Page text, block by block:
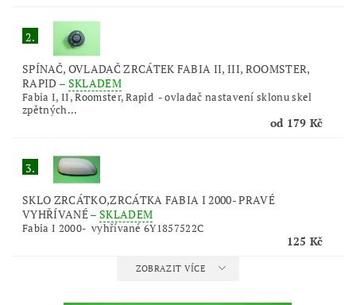
2.
SPÍNAČ, OVLADAČ ZRCÁTEK FABIA II, III, ROOMSTER,
RAPID – SKLADEM
Fabia I, II, Roomster, Rapid - ovladač nastavení sklonu skel
zpětných...
od 179 Kč
3.
SKLO ZRCÁTKO,ZRCÁTKA FABIA I 2000- PRAVÉ
VYHŘÍVANÉ– SKLADEM
Fabia I 2000- vyhřívané 6Y1857522C
125 Kč
ZOBRAZIT VÍCE